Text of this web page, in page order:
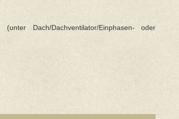
Dach/Dachventilator/Einphasen- oder